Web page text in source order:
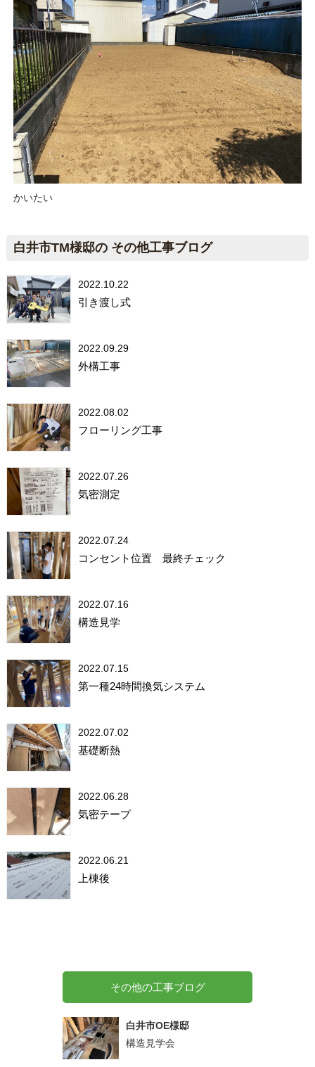
かいたい
白井市TM様邸の その他工事ブログ
2022.10.22
引き渡し式
2022.09.29
外構工事
2022.08.02
フローリング工事
2022.07.26
気密測定
2022.07.24
コンセント位置 最終チェック
2022.07.16
構造見学
2022.07.15
第一種24時間換気システム
2022.07.02
基礎断熱
2022.06.28
気密テープ
2022.06.21
上棟後
その他の工事ブログ
白井市OE様邸
構造見学会